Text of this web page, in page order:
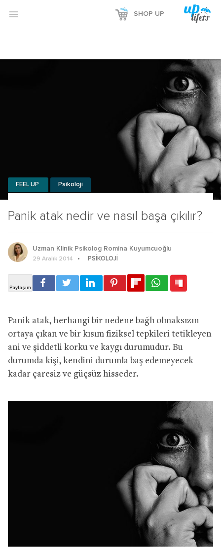
 SHOP UP
Panik atak nedir ve nasıl başa çıkılır?
FEEL UP Psikoloji
Uzman Klinik Psikolog Romina Kuyumcuoğlu
29 Aralık 2014 PSIKOLOJI
Panik atak, herhangi bir nedene bağlı olmaksızın
ortaya çıkan ve bir kısım fiziksel tepkileri tetikleyen
ani ve şiddetli korku ve kaygı durumudur. Bu
durumda kişi, kendini durumla baş edemeyecek
kadar çaresiz ve güçsüz hisseder.